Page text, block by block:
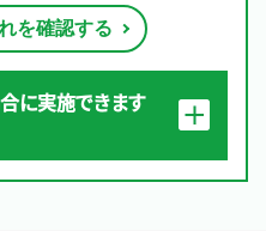
を確認する
に実施できます